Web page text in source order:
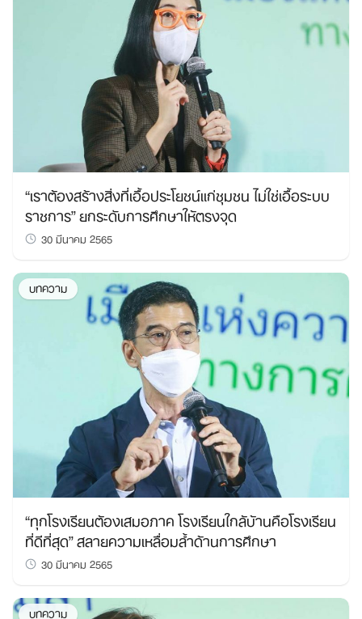
“เราต้องสร้างสิ่งที่เอื้อประโยชน์แก่ชุมชน ไม่ใช่เอื้อระบบ
ราชการ” ยกระดับการศึกษาให้ตรงจุด
30 มีนาคม 2565
บทความ
“ทุกโรงเรียนต้องเสมอภาค โรงเรียนใกล้บ้านคือโรงเรียน
ที่ดีที่สุด” สลายความเหลื่อมล้ำด้านการศึกษา
30 มีนาคม 2565
บทความ